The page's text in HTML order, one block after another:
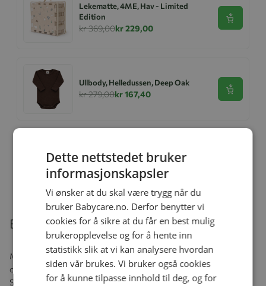
Lekematte, 4ME, Hav - Limited
Edition
kr 369,00kr 229,00
Se
Ullbody, Helledussen, Deep Oak
kr 279,00kr 167,40 Se
Ullongs, Helledussen, Navy
kr 279,00kr 167,40
Beskrivelse
MAM antikolikk-flasken Easy Start™ er en perfekt flaske som gjør
overgangen fra bryst til flaske enklere. Flaskesmokken har
SkinSoft-overflate i silikon og gir babyen en kjent følelse, 94% av
Dette nettstedet bruker
informasjonskapsler
Vi ønsker at du skal være trygg når du
bruker Babycare.no. Derfor benytter vi
cookies for å sikre at du får en best mulig
brukeropplevelse og for å hente inn
statistikk slik at vi kan analysere hvordan
siden vår brukes. Vi bruker også cookies
for å kunne tilpasse innhold til deg, og for